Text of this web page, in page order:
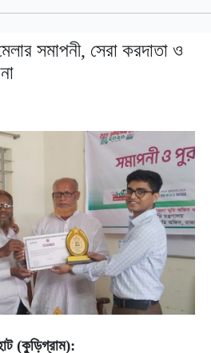
সমাপনী, সেরা করদাতা ও
(কুড়িগ্রাম):